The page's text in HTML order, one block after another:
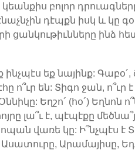
բոլոր
դէպքն իսկ և կը
ցանկութիւնները ինձ
ինչպէս եք նայինք: Գաբօ´,
ո՞ւր են: Տիգո ջան, ո՞ւր
Եղշո´ (հօ´) Եղնոն
լա՞ւ է, պէպէքը
վառե կը: Ի՞նչպէս է
Ասատուրը, Արամայիսը,